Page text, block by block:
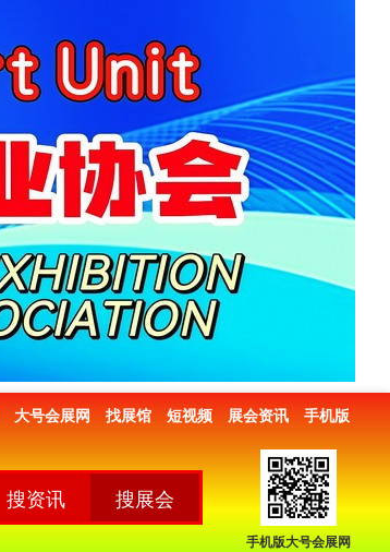
大号会展网 找展馆 短视频 展会资讯 手机版
手机版大号会展网